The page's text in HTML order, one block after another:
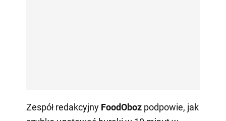
Zespół redakcyjny FoodOboz podpowie, jak